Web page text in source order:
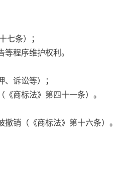
七条）；
程序维护权利。
诉讼等）；
商标法》第四十一条）。
销（《商标法》第十六条）。